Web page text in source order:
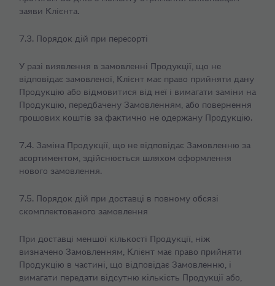
заяви Клієнта.
7.3. Порядок дій при пересорті
У разі виявлення в замовленні Продукції, що не
відповідає замовленої, Клієнт має право прийняти дану
Продукцію або відмовитися від неї і вимагати заміни на
Продукцію, передбачену Замовленням, або повернення
грошових коштів за фактично не одержану Продукцію.
7.4. Заміна Продукції, що не відповідає Замовленню за
асортиментом, здійснюється шляхом оформлення
нового замовлення.
7.5. Порядок дій при доставці в повному обсязі
скомплектованого замовлення
При доставці меншої кількості Продукції, ніж
визначено Замовленням, Клієнт має право прийняти
Продукцію в частині, що відповідає Замовленню, і
вимагати передати відсутню кількість Продукції або,